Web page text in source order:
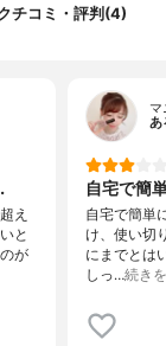
チコミ・評判(4)
え
と
が
マ
あ
自宅で簡
自宅で簡単
け、使い切
にまでとは
しっ…続き